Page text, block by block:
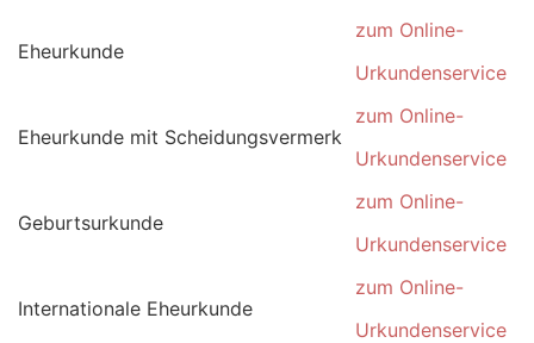
Eheurkunde
zum Online-
Urkundenservice
Eheurkunde mit Scheidungsvermerk
zum Online-
Urkundenservice
Geburtsurkunde
zum Online-
Urkundenservice
Internationale Eheurkunde
zum Online-
Urkundenservice